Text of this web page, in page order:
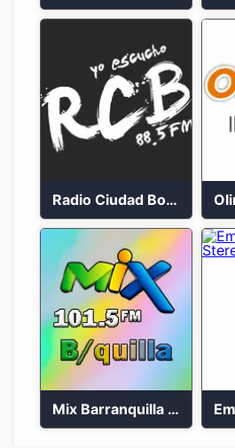
Radio Ciudad Bolívar 88.5 FM
Mix Barranquilla en vivo 103.9 FM